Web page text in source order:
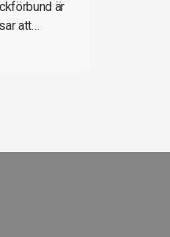
är
att…